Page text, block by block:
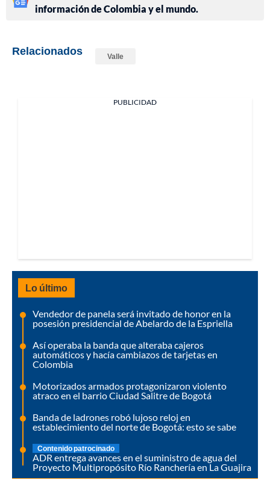
información de Colombia y el mundo.
Relacionados Valle
PUBLICIDAD
Lo último
Vendedor de panela será invitado de honor en la
posesión presidencial de Abelardo de la Espriella
Así operaba la banda que alteraba cajeros
automáticos y hacía cambiazos de tarjetas en
Colombia
Motorizados armados protagonizaron violento
atraco en el barrio Ciudad Salitre de Bogotá
Banda de ladrones robó lujoso reloj en
establecimiento del norte de Bogotá: esto se sabe
Contenido patrocinado
ADR entrega avances en el suministro de agua del
Proyecto Multipropósito Río Ranchería en La Guajira